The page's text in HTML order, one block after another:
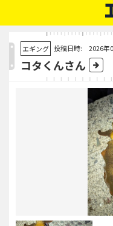
エギング 投稿日時: 2026年
コタくんさん